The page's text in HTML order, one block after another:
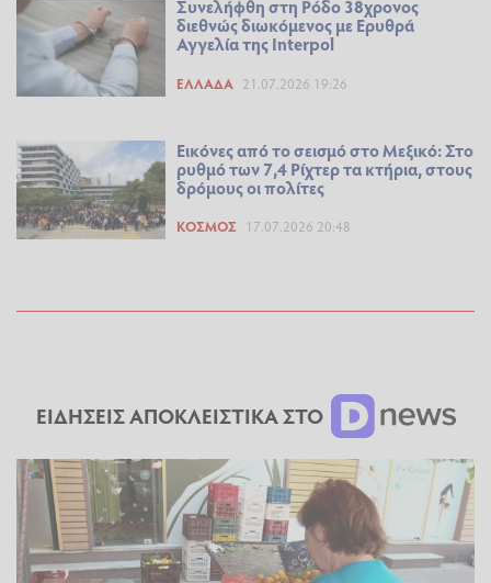
Συνελήφθη στη Ρόδο 38χρονος
διεθνώς διωκόμενος με Ερυθρά
Αγγελία της Interpol
ΕΛΛΆΔΑ 21.07.2026 19:26
Εικόνες από το σεισμό στο Μεξικό: Στο
ρυθμό των 7,4 Ρίχτερ τα κτήρια, στους
δρόμους οι πολίτες
ΚΌΣΜΟΣ 17.07.2026 20:48
ΕΙΔΗΣΕΙΣ ΑΠΟΚΛΕΙΣΤΙΚΑ ΣΤΟ